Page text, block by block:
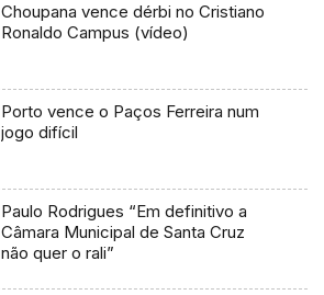
Choupana vence dérbi no Cristiano
Ronaldo Campus (vídeo)
Porto vence o Paços Ferreira num
jogo difícil
Paulo Rodrigues “Em definitivo a
Câmara Municipal de Santa Cruz
não quer o rali”